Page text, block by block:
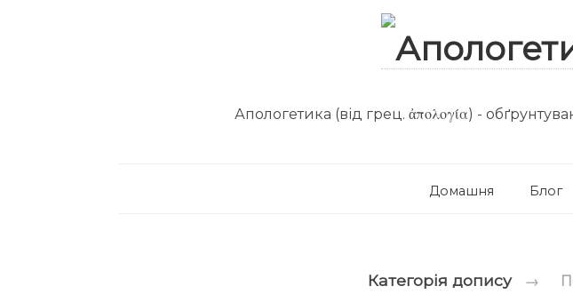
Апологетика (від грец. ἀπολογία) -
Домашня Блог
Категорія допису →